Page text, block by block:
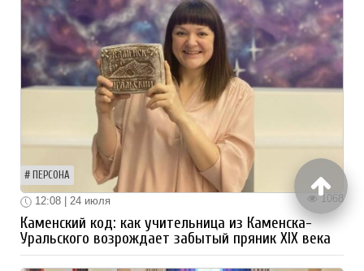
ПЕРСОНА
1068
12:08 | 24 июля
Каменский код: как учительница из Каменска-
Уральского возрождает забытый пряник XIX века